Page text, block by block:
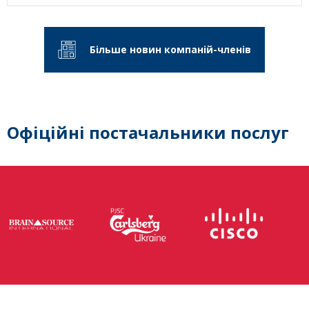
Більше новин компаній-членів
Офіційні постачальники послуг